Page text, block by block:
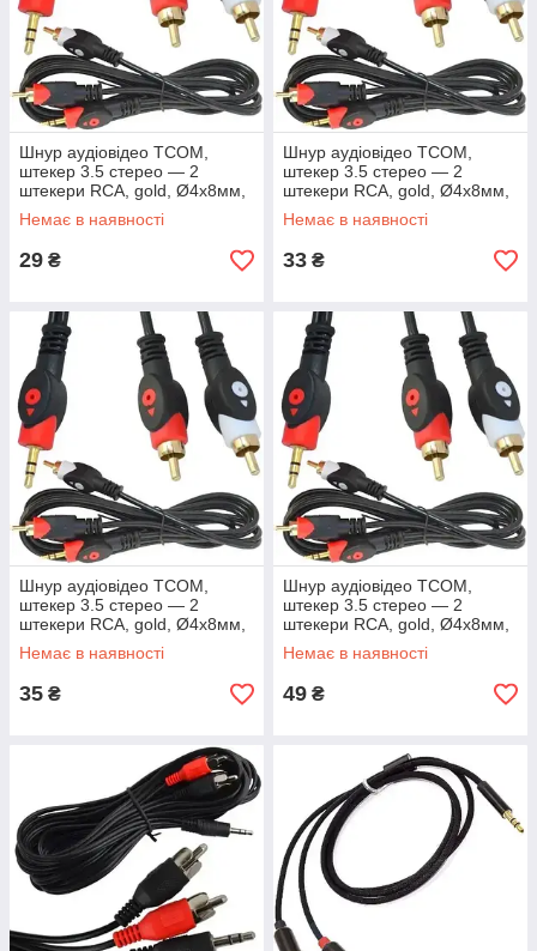
Шнур аудіовідео TCOM,
штекер 3.5 стерео — 2
штекери RCA, gold, Ø4х8мм,
1.8 м, чорний
Немає в наявності
29 ₴
Шнур аудіовідео TCOM,
штекер 3.5 стерео — 2
штекери RCA, gold, Ø4х8мм,
2.4 м, чорний
Немає в наявності
33 ₴
Шнур аудіовідео TCOM,
штекер 3.5 стерео — 2
штекери RCA, gold, Ø4х8мм,
3 м, чорний
Немає в наявності
35 ₴
Шнур аудіовідео TCOM,
штекер 3.5 стерео — 2
штекери RCA, gold, Ø4х8мм,
5 м, чорний
Немає в наявності
49 ₴